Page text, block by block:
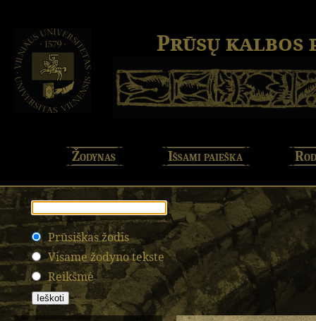
Prūsų kalbos
Žodynas Išsami paieška
Prūsiškas žodis
Visame žodyno tekste
Reikšmė